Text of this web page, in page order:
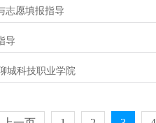
志愿填报指导
导
城科技职业学院